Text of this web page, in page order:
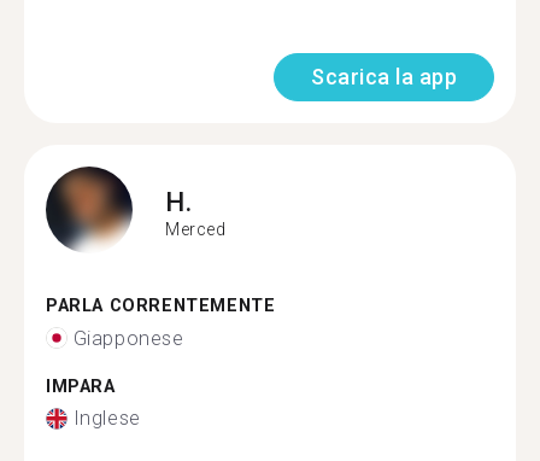
Scarica la app
H.
Merced
PARLA CORRENTEMENTE
Giapponese
IMPARA
Inglese